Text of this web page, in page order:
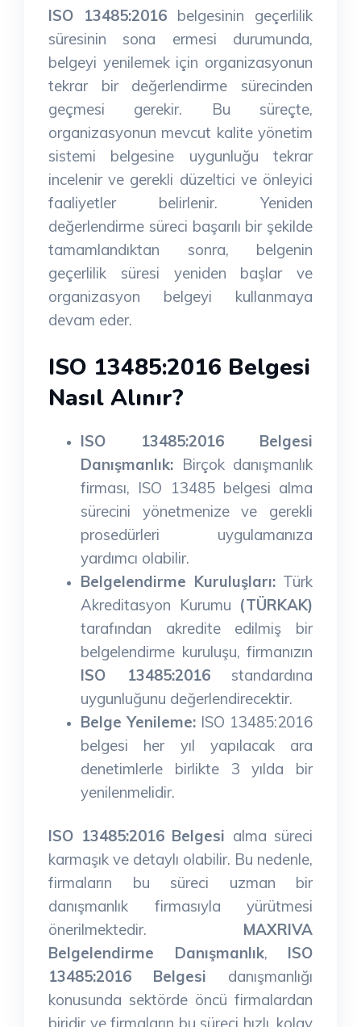
ISO 13485:2016 belgesinin geçerlilik
süresinin sona ermesi durumunda,
belgeyi yenilemek için organizasyonun
tekrar bir değerlendirme sürecinden
geçmesi gerekir. Bu süreçte,
organizasyonun mevcut kalite yönetim
sistemi belgesine uygunluğu tekrar
incelenir ve gerekli düzeltici ve önleyici
faaliyetler belirlenir. Yeniden
değerlendirme süreci başarılı bir şekilde
tamamlandıktan sonra, belgenin
geçerlilik süresi yeniden başlar ve
organizasyon belgeyi kullanmaya
devam eder.
ISO 13485:2016 Belgesi
Nasıl Alınır?
ISO 13485:2016 Belgesi
Danışmanlık: Birçok danışmanlık
firması, ISO 13485 belgesi alma
sürecini yönetmenize ve gerekli
prosedürleri uygulamanıza
yardımcı olabilir.
Belgelendirme Kuruluşları:Türk
Akreditasyon Kurumu (TÜRKAK)
tarafından akredite edilmiş bir
belgelendirme kuruluşu, firmanızın
ISO 13485:2016standardına
uygunluğunu değerlendirecektir.
Belge Yenileme: ISO 13485:2016
belgesi her yıl yapılacak ara
denetimlerle birlikte 3 yılda bir
yenilenmelidir.
ISO 13485:2016 Belgesi alma süreci
karmaşık ve detaylı olabilir. Bu nedenle,
firmaların bu süreci uzman bir
danışmanlık firmasıyla yürütmesi
önerilmektedir. MAXRIVA
Belgelendirme Danışmanlık, ISO
13485:2016 Belgesi danışmanlığı
konusunda sektörde öncü firmalardan
biridir ve firmaların bu süreci hızlı, kolay